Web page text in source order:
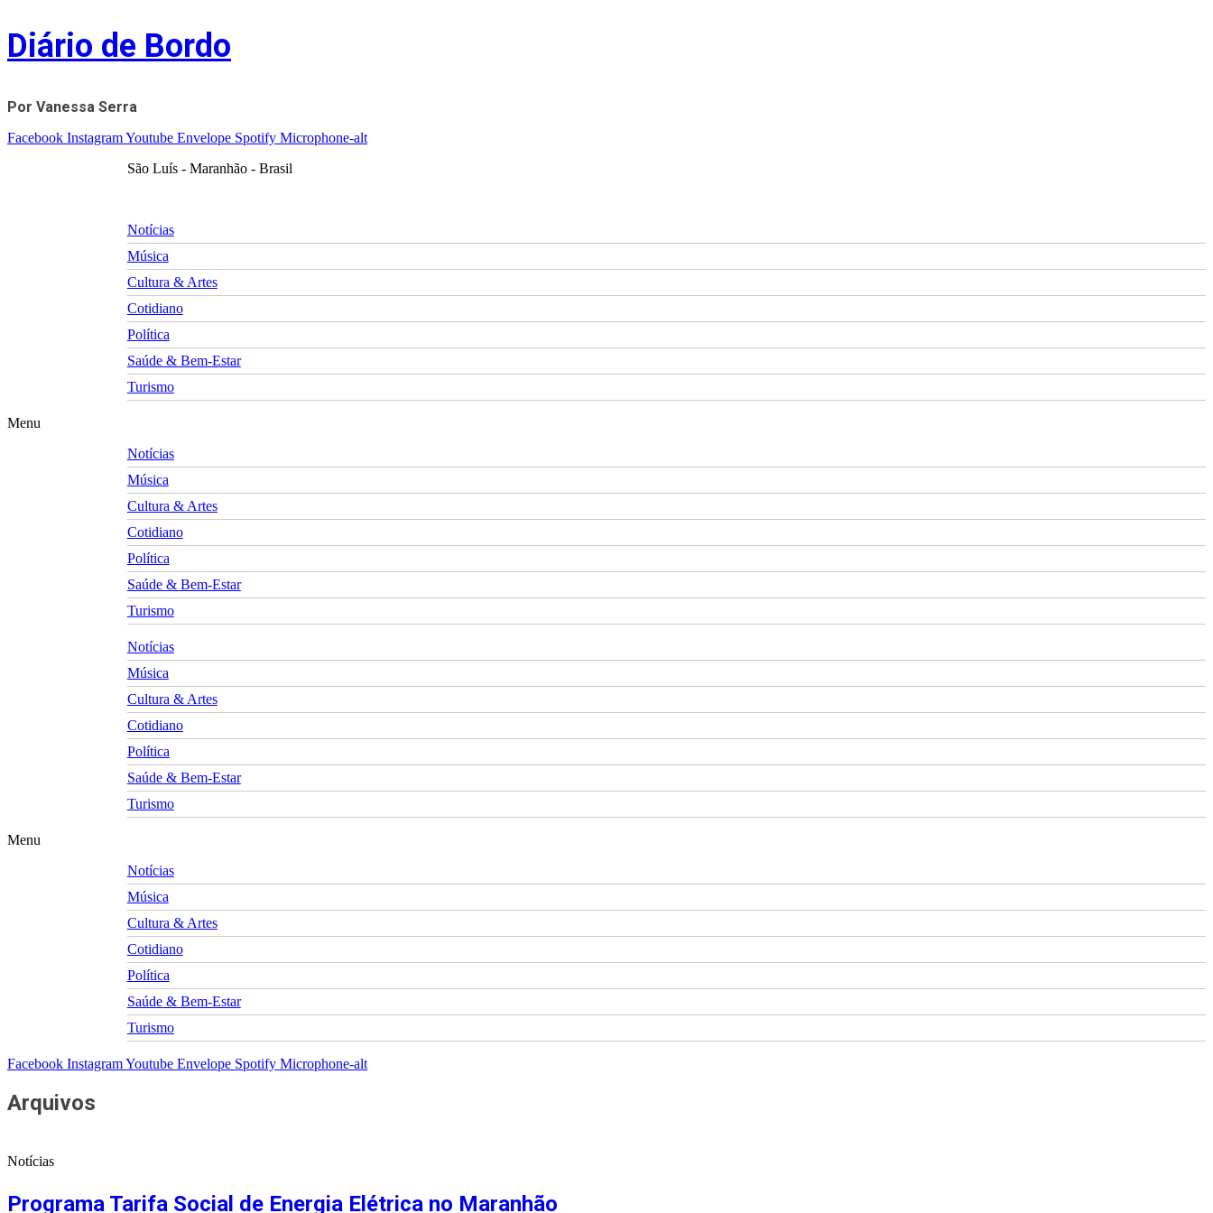
Skip
to
content
Diário de Bordo
Por Vanessa Serra
Facebook InstagramYoutube Envelope Spotify Microphone-alt
São Luís - Maranhão - Brasil
Notícias
Música
Cultura & Artes
Cotidiano
Política
Saúde & Bem-Estar
Turismo
Menu
Notícias
Música
Cultura & Artes
Cotidiano
Política
Saúde & Bem-Estar
Turismo
Notícias
Música
Cultura & Artes
Cotidiano
Política
Saúde & Bem-Estar
Turismo
Menu
Notícias
Música
Cultura & Artes
Cotidiano
Política
Saúde & Bem-Estar
Turismo
Facebook InstagramYoutube Envelope Spotify Microphone-alt
Arquivos
Notícias
Programa Tarifa Social de Energia Elétrica no Maranhão